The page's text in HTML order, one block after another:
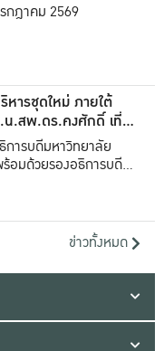
กฎาคม 2569
ารชุดใหม่ ภายใต้
.สพ.ดร.คงศักดิ์ เที่ยง
การบดีมหาวิทยาลัย
อมด้วยรองอธิการบดีทั้ง
ข่าวทั้งหมด